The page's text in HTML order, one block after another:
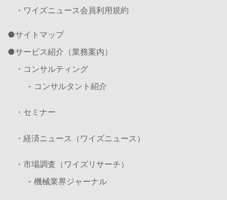
・ワイズニュース会員利用規約
サイトマップ
サービス紹介（業務案内）
・コンサルティング
- コンサルタント紹介
・セミナー
・経済ニュース（ワイズニュース）
・市場調査（ワイズリサーチ）
- 機械業界ジャーナル